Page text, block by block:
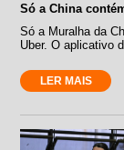
Só a China
Só a Muralha da
Uber. O aplicativo
LER MAIS